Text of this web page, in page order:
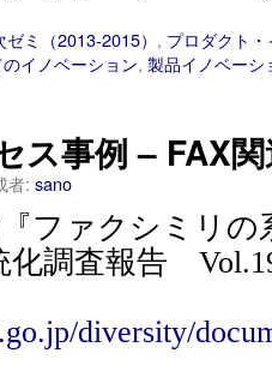
ミ（2013-2015） , プロダクト
イノベーション, 製品イノベーシ
ス事例 – FAX
者: sano
ファクシミリの
化調査報告
diversity/